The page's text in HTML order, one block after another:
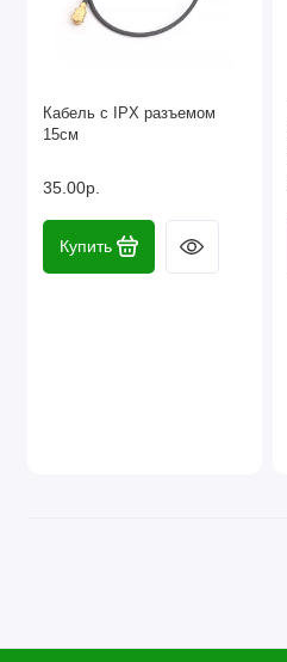
Микросхемы
Резисторы
Кабель с IPX разъемом
15см
35.00р.
Купить